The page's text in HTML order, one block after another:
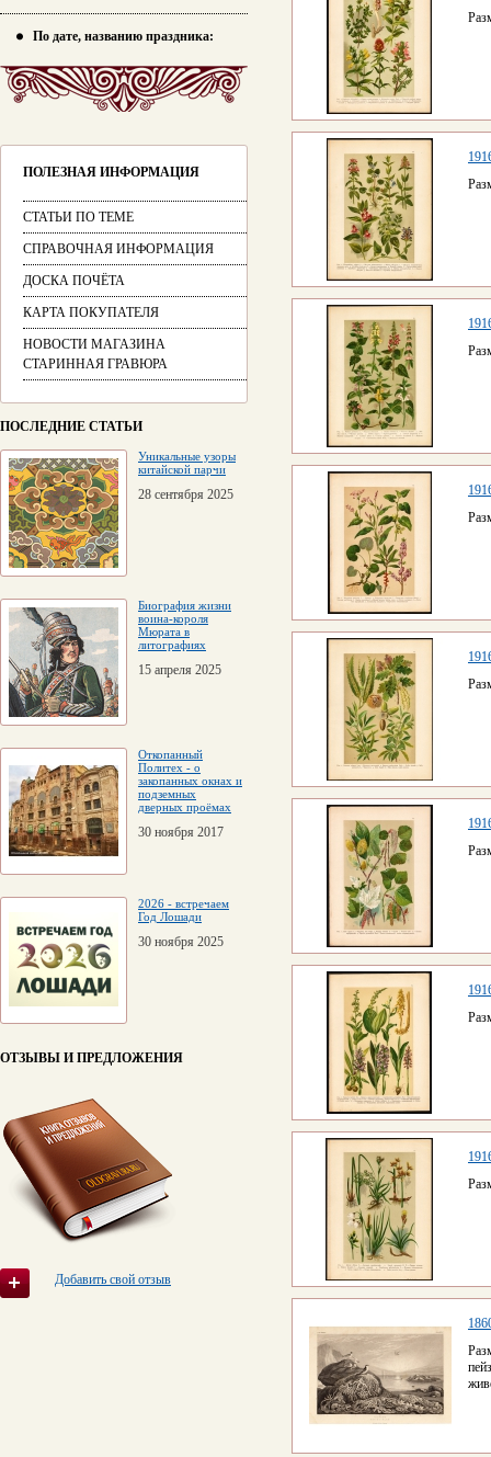
По дате, названию праздника:
ПОЛЕЗНАЯ ИНФОРМАЦИЯ
СТАТЬИ ПО ТЕМЕ
СПРАВОЧНАЯ ИНФОРМАЦИЯ
ДОСКА ПОЧЁТА
КАРТА ПОКУПАТЕЛЯ
НОВОСТИ МАГАЗИНА
СТАРИННАЯ ГРАВЮРА
ПОСЛЕДНИЕ СТАТЬИ
Уникальные узоры
китайской парчи
28 сентября 2025
Биография жизни
воина-короля
Мюрата в
литографиях
15 апреля 2025
Откопанный
Политех - о
закопанных окнах и
подземных
дверных проёмах
30 ноября 2017
2026 - встречаем
Год Лошади
30 ноября 2025
ОТЗЫВЫ И ПРЕДЛОЖЕНИЯ
Добавить свой отзыв